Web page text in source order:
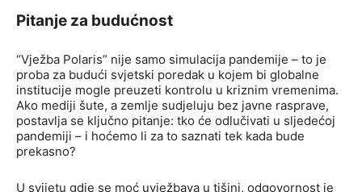
Pitanje za budućnost
“Vježba Polaris” nije samo simulacija pandemije – to je
proba za budući svjetski poredak u kojem bi globalne
institucije mogle preuzeti kontrolu u kriznim vremenima.
Ako mediji šute, a zemlje sudjeluju bez javne rasprave,
postavlja se ključno pitanje: tko će odlučivati u sljedećoj
pandemiji – i hoćemo li za to saznati tek kada bude
prekasno?
U svijetu gdje se moć uvježbava u tišini, odgovornost je